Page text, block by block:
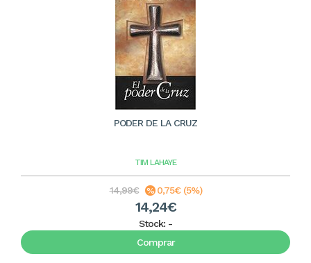
PODER DE LA CRUZ
TIM LAHAYE
14,99€ 0,75€ (5%)
14,24€
Stock: -
Comprar